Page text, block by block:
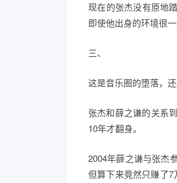
现在的张杰没有原地
即使他出身的环境很
三、
这是音乐圈的堕落，
张杰和薛之谦的关系
10年才翻身。
2004年薛之谦与张杰
但算下来竟然只赚了7